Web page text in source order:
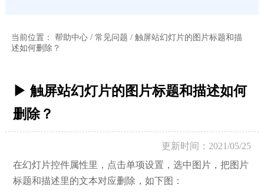
当前位置： 帮助中心/ 常见问题 / 触屏站幻灯片的图片标题和描
述​如何删除？
▶ 触屏站幻灯片的图片标题和描述​如何
删除？
更新时间：2021/05/25
在幻灯片控件属性里，点击单项设置，选中图片，把图片
标题和描述里的文本对应删除，如下图：